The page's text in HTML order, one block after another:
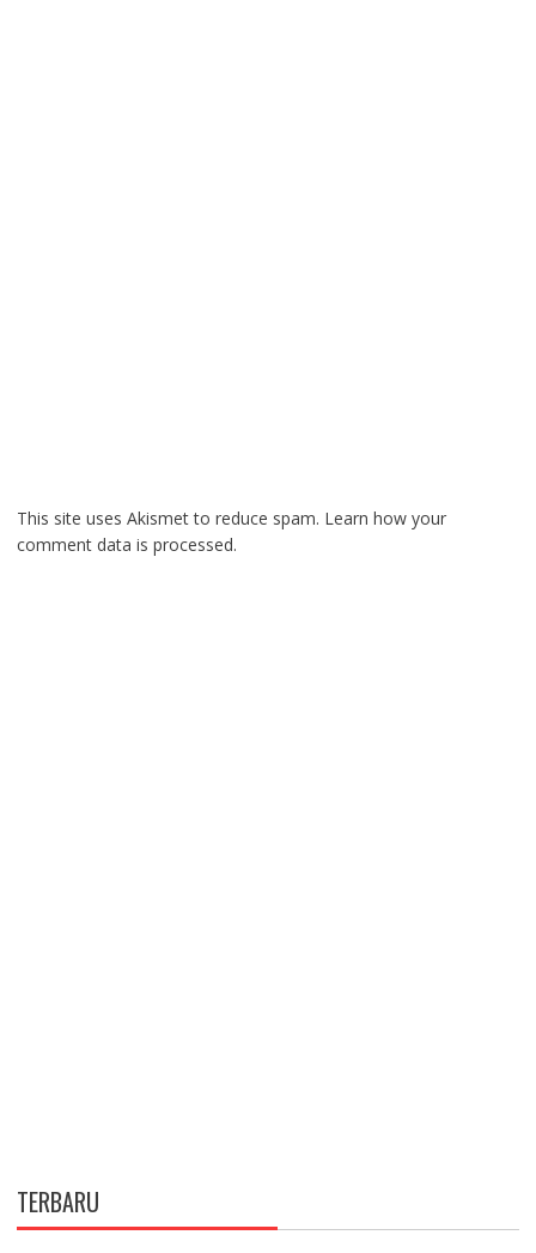
This site uses Akismet to reduce spam. Learn how your
comment data is processed.
TERBARU